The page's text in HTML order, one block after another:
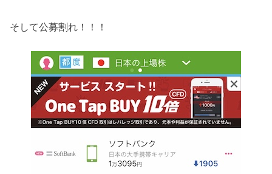
そして公募割れ！！！